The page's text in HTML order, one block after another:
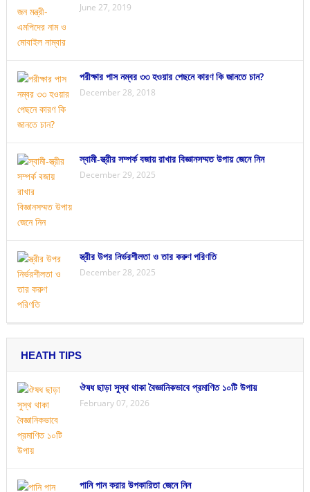
June 27, 2019
পরীক্ষার পাস নম্বর ৩৩ হওয়ার পেছনে কারণ কি জানতে চান?
December 28, 2018
স্বামী-স্ত্রীর সম্পর্ক বজায় রাখার বিজ্ঞানসম্মত উপায় জেনে নিন
December 29, 2025
স্ত্রীর উপর নির্ভরশীলতা ও তার করুণ পরিণতি
December 28, 2025
HEATH TIPS
ঔষধ ছাড়া সুস্থ থাকা বৈজ্ঞানিকভাবে প্রমাণিত ১০টি উপায়
February 07, 2026
পানি পান করার উপকারিতা জেনে নিন